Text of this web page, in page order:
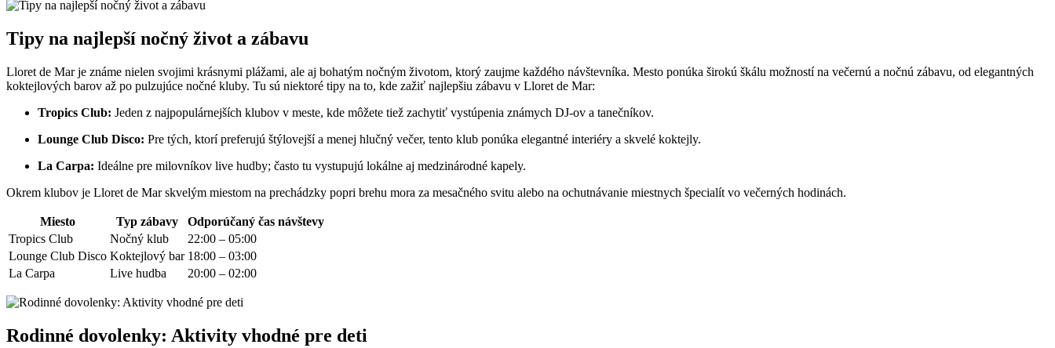
Tipy na najlepší nočný život a zábavu
Lloret de Mar je známe nielen svojimi krásnymi plážami, ale aj bohatým nočným životom, ktorý zaujme každého návštevníka. Mesto ponúka širokú škálu možností na večernú a nočnú zábavu, od elegantných
koktejlových barov až po pulzujúce nočné kluby. Tu sú niektoré tipy na to, kde zažiť najlepšiu zábavu v Lloret de Mar:
Tropics Club: Jeden z najpopulárnejších klubov v meste, kde môžete tiež zachytiť vystúpenia známych DJ-ov a tanečníkov.
Lounge Club Disco: Pre tých, ktorí preferujú štýlovejší a menej hlučný večer, tento klub ponúka elegantné interiéry a skvelé koktejly.
La Carpa: Ideálne pre milovníkov live hudby; často tu vystupujú lokálne aj medzinárodné kapely.
Okrem klubov je Lloret de Mar skvelým miestom na prechádzky popri brehu mora za mesačného svitu alebo na ochutnávanie miestnych špecialít vo večerných hodinách.
Miesto Typ zábavy
Odporúčaný čas návštevy
Tropics Club
Nočný klub
22:00 – 05:00
Lounge Club Disco Koktejlový bar 18:00 – 03:00
La Carpa
Live hudba 20:00 – 02:00
Rodinné dovolenky: Aktivity vhodné pre deti